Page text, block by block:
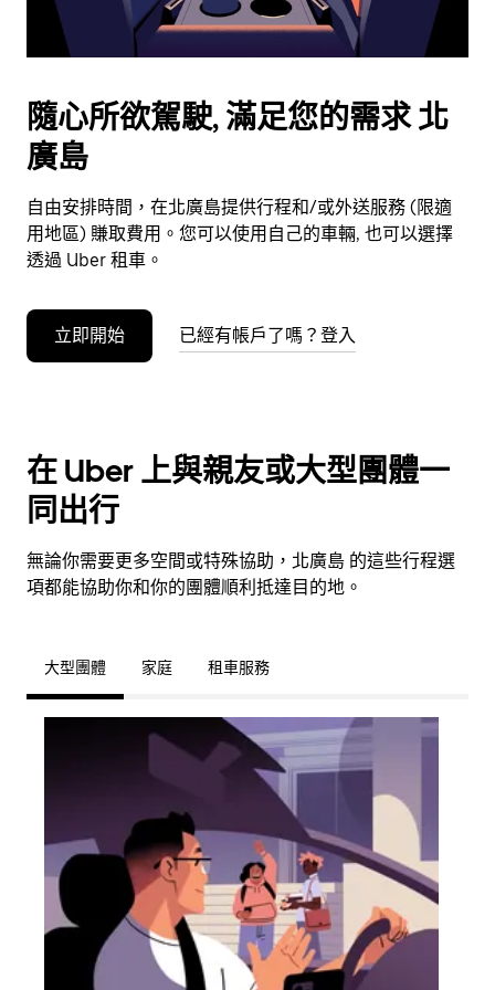
鈕
即
可
閉
行
事
隨心所欲駕駛, 滿足您的需求 北
廣島
自由安排時間，在北廣島提供行程和/或外送服務 (限適
用地區) 賺取費用。您可以使用自己的車輛, 也可以選擇
透過 Uber 租車。
立即開始 已經有帳戶了嗎？登入
在 Uber 上與親友或大型團體一
同出行
無論你需要更多空間或特殊協助，北廣島 的這些行程選
項都能協助你和你的團體順利抵達目的地。
大型團體 家庭 租車服務